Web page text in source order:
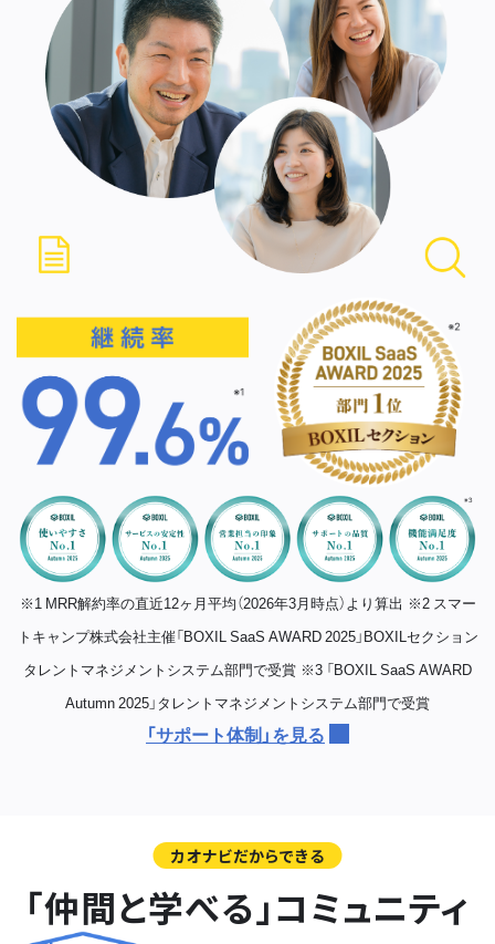
※1 MRR解約率の直近12ヶ月平均（2026年3月時点）より算出 ※2 スマー
トキャンプ株式会社主催「BOXIL SaaS AWARD 2025」BOXILセクション
タレントマネジメントシステム部門で受賞 ※3 「BOXIL SaaS AWARD
Autumn 2025」タレントマネジメントシステム部門で受賞
「サポート体制」を見る
カオナビだからできる
「仲間と学べる」コミュニティ